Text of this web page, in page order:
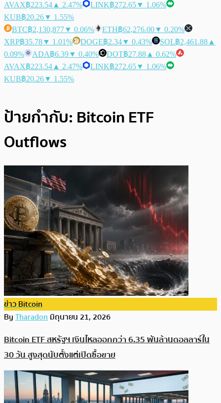
AVAX฿223.54 ▲ 2.47% LINK฿272.65▼ 1.06%
KUB฿20.26▼ 1.55%
BTC฿2,130,877▼ 0.06% ETH฿62,276.00▼ 0.20%
XRP฿35.78▼ 1.01% DOGE฿2.34▼ 0.43% SOL฿2,461.88 ▲
0.09%
ADA฿6.39▼ 0.40% DOT฿27.88 ▲ 0.62%
AVAX฿223.54 ▲ 2.47% LINK฿272.65▼ 1.06%
KUB฿20.26▼ 1.55%
ป้ายกำกับ: Bitcoin ETF
Outflows
ข่าว Bitcoin
ByTharadonมิถุนายน 21, 2026
Bitcoin ETF สหรัฐฯ เงินไหลออกกว่า 6.35 พันล้านดอลลาร์ใน
30 วัน สูงสุดนับตั้งแต่เปิดซื้อขาย